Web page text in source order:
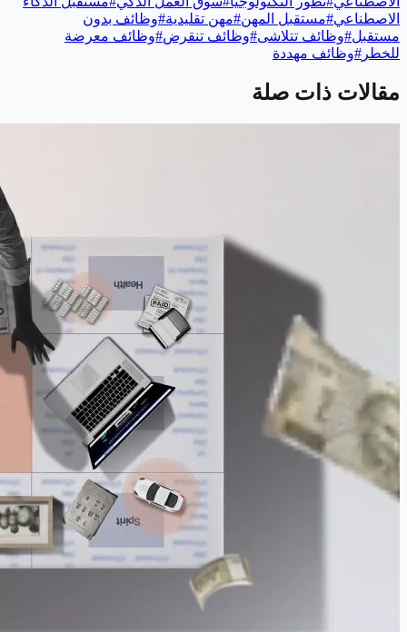
الاصطناعي#مستقبل المهن#مهن تقليدية#وظائف بدون
مستقبل#وظائف تتلاشى#وظائف تنقرض#وظائف معرضة
للخطر #وظائف مهددة
مقالات ذات صلة